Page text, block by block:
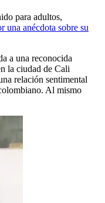
para adultos,
una anécdota sobre su
a una reconocida
la ciudad de Cali
relación sentimental
Al mismo